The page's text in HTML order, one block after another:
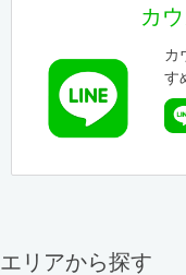
カ
カ
す
エリアから探す